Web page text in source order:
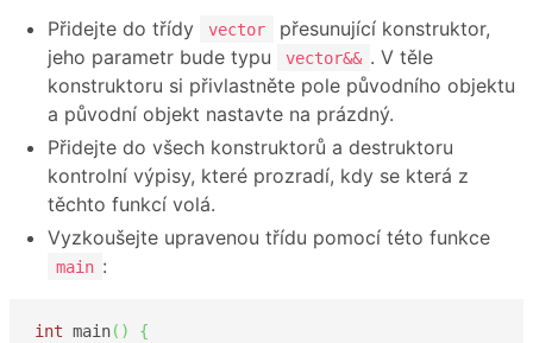
Přidejte do třídy
vector
přesunující konstruktor,
jeho parametr bude typu
vector&& . V těle
konstruktoru si přivlastněte pole původního objektu
a původní objekt nastavte na prázdný.
Přidejte do všech konstruktorů a destruktoru
kontrolní výpisy, které prozradí, kdy se která z
těchto funkcí volá.
Vyzkoušejte upravenou třídu pomocí této funkce
main :
int main( )
{